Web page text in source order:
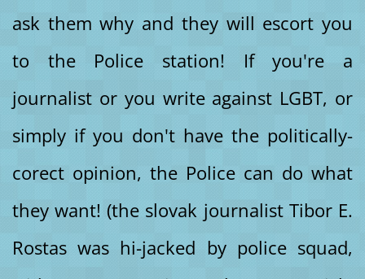
ask them why and they will escort you
to the Police station! If you're a
journalist or you write against LGBT, or
simply if you don't have the politically-
corect opinion, the Police can do what
they want! (the slovak journalist Tibor E.
Rostas was hi-jacked by police squad,